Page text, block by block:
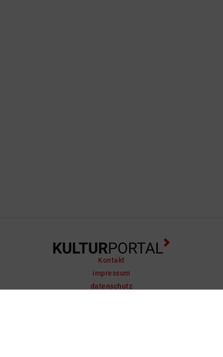
Kontakt
impressum
datenschutz